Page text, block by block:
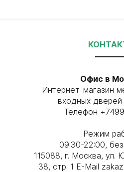
Офис в
Интернет-магазин
входных дверей
Телефон
Режим
09:30-22:00,
115088, г. Москва, ул.
38, стр. 1 E-Mail